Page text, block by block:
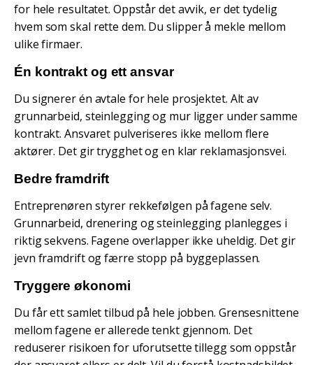
for hele resultatet. Oppstår det avvik, er det tydelig
hvem som skal rette dem. Du slipper å mekle mellom
ulike firmaer.
Én kontrakt og ett ansvar
Du signerer én avtale for hele prosjektet. Alt av
grunnarbeid, steinlegging og mur ligger under samme
kontrakt. Ansvaret pulveriseres ikke mellom flere
aktører. Det gir trygghet og en klar reklamasjonsvei.
Bedre framdrift
Entreprenøren styrer rekkefølgen på fagene selv.
Grunnarbeid, drenering og steinlegging planlegges i
riktig sekvens. Fagene overlapper ikke uheldig. Det gir
jevn framdrift og færre stopp på byggeplassen.
Tryggere økonomi
Du får ett samlet tilbud på hele jobben. Grensesnittene
mellom fagene er allerede tenkt gjennom. Det
reduserer risikoen for uforutsette tillegg som oppstår